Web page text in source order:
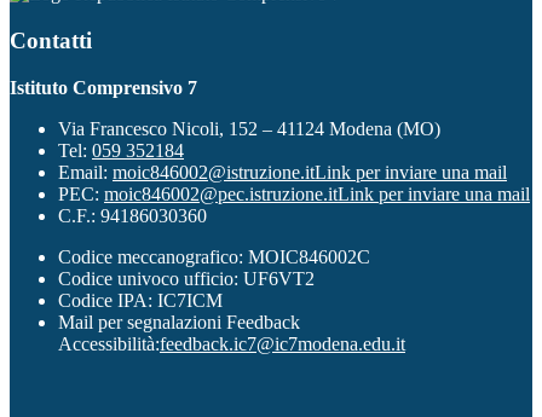
Contatti
Istituto Comprensivo 7
Via Francesco Nicoli, 152 – 41124 Modena (MO)
Tel: 059 352184
Email: moic846002@istruzione.itLink per inviare una mail
PEC: moic846002@pec.istruzione.itLink per inviare una mail
C.F.: 94186030360
Codice meccanografico: MOIC846002C
Codice univoco ufficio: UF6VT2
Codice IPA: IC7ICM
Mail per segnalazioni Feedback
Accessibilità:feedback.ic7@ic7modena.edu.it